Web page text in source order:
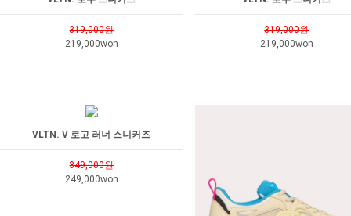
319,000원
219,000won
319,000원
219,000won
VLTN. V 로고 러너 스니커즈
349,000원
249,000won